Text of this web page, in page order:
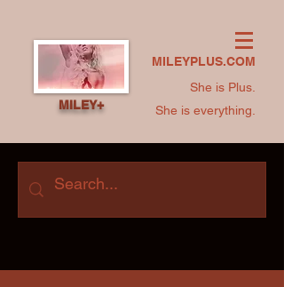
MILEYPLUS.COM
She is Plus.
She is everything.
MILEY+